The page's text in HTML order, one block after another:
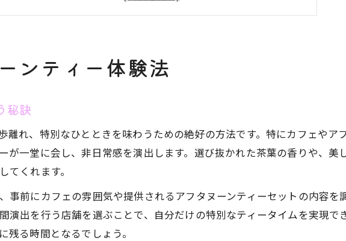
アフタヌーンティーを彩るカフェの選び方
非日常のカフェ時間を満喫するヒント
アフタヌーンティーで楽しむカフェ空間の選び方
アフタヌーンティーランチタイムの楽しみ方
カフェで非日常を感じるアフタヌーンティー体験
カフェで楽しむ季節限定アフタヌーンティー
旬の素材で彩るアフタヌーンティーの季節感
ンティー体験法
秘訣
離れ、特別なひとときを味わうための絶好の方法です。特にカフェやア
が一堂に会し、非日常感を演出します。選び抜かれた茶葉の香りや、美
てくれます。
事前にカフェの雰囲気や提供されるアフタヌーンティーセットの内容を
演出を行う店舗を選ぶことで、自分だけの特別なティータイムを実現で
る時間となるでしょう。